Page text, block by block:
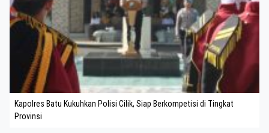
Kapolres Batu Kukuhkan Polisi Cilik, Siap Berkompetisi di Tingkat
Provinsi